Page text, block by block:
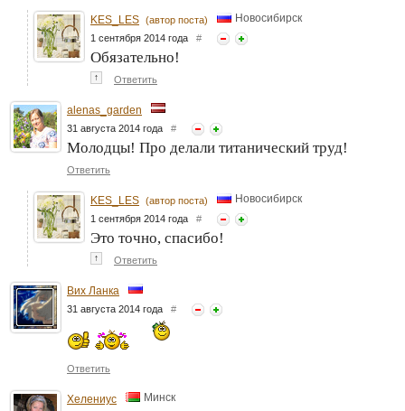
KES_LES (автор поста) Новосибирск
1 сентября 2014 года #
Обязательно!
↑ Ответить
alenas_garden
31 августа 2014 года #
Молодцы! Про делали титанический труд!
Ответить
KES_LES (автор поста) Новосибирск
1 сентября 2014 года #
Это точно, спасибо!
↑ Ответить
Вих Ланка
31 августа 2014 года #
Ответить
Хелениус Минск